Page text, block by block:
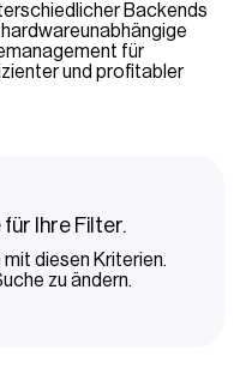
Backends
für
und profitabler
Ihre Filter.
diesen Kriterien.
zu ändern.